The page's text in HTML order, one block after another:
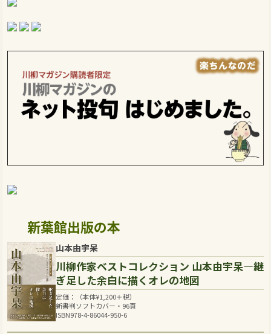
新葉館出版の本
山本由宇呆
川柳作家ベストコレクション 山本由宇呆―継
ぎ足した余白に描くオレの地図
定価：（本体¥1,200＋税）
新書判ソフトカバー・96頁
ISBN978-4-86044-950-6